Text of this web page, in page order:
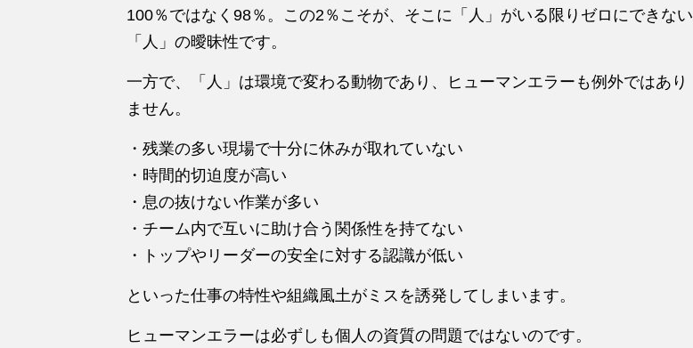
100％ではなく98％。こ の2％こそが、そこに「人」 がいる限 りゼロにできない
「人」 の曖昧性です。
一方で、「人」 は環境で変わる動物であり、ヒューマンエラーも例 外ではあり
ません。
・残業の多い現場で十分に休みが取れていない
・時間的切迫度が高い
・息の抜けない作業が多い
・チーム内で互いに助け合う関係性を持てない
・トップやリーダーの安全に対する認識が低い
といった仕事の特性や組織風土が ミスを誘発してしまいます。
ヒューマンエラーは必ずしも個人 の資質の問題ではないのです。